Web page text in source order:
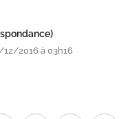
12/2016 à 03h16